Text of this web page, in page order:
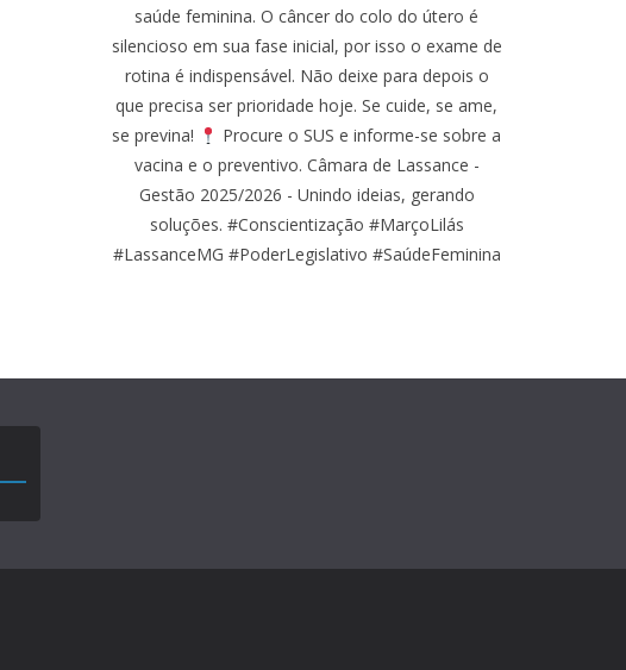
saúde feminina. O câncer do colo do útero é
silencioso em sua fase inicial, por isso o exame de
rotina é indispensável. Não deixe para depois o
que precisa ser prioridade hoje. Se cuide, se ame,
se previna!
Procure o SUS e informe-se sobre a
vacina e o preventivo. Câmara de Lassance -
Gestão 2025/2026 - Unindo ideias, gerando
soluções. #Conscientização #MarçoLilás
#LassanceMG #PoderLegislativo #SaúdeFeminina